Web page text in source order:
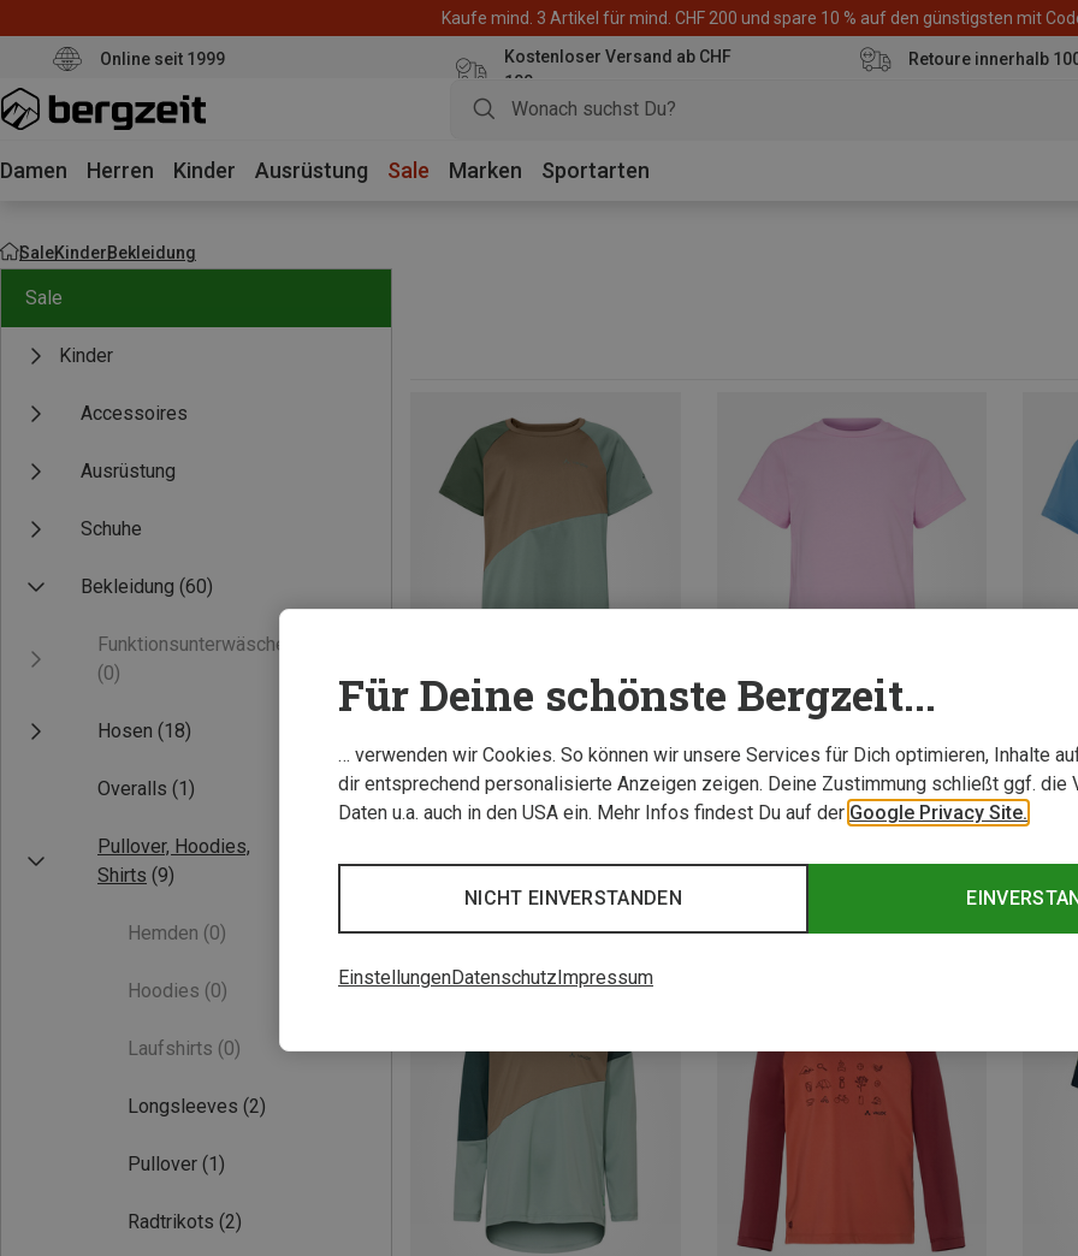
Kaufe mind. 3 Artikel für mind. CHF 200 und spare 10 % auf den günstigsten mit
Online seit 1999
Kostenloser Versand ab CHF
100
Retoure innerhalb
Damen Herren Kinder Ausrüstung Sale Marken Sportarten
SaleKinderBekleidung
Sale
Kinder
Accessoires
Ausrüstung
Schuhe
Bekleidung (60)
Funktionsunterwäsche
(0)
Hosen (18)
Overalls (1)
Pullover, Hoodies,
Shirts (9)
Hemden (0)
Hoodies (0)
Laufshirts (0)
Longsleeves (2)
Pullover (1)
Radtrikots (2)
Du
Für Deine schönste Bergzeit...
… verwenden wir Cookies. So können wir unsere Services für Dich optimieren, Inhalte
dir entsprechend personalisierte Anzeigen zeigen. Deine Zustimmung schließt ggf. die
Daten u.a. auch in den USA ein. Mehr Infos findest Du auf der Google Privacy Site.
NICHT EINVERSTANDEN
EinstellungenDatenschutzImpressum